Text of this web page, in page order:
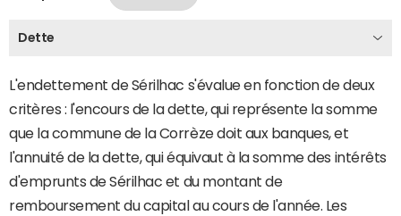
Dette
L'endettement de Sérilhac s'évalue en fonction de deux
critères : l'encours de la dette, qui représente la somme
que la commune de la Corrèze doit aux banques, et
l'annuité de la dette, qui équivaut à la somme des intérêts
d'emprunts de Sérilhac et du montant de
remboursement du capital au cours de l'année. Les